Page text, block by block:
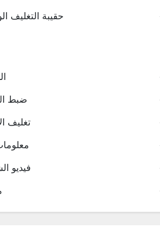
• حقيبة التغليف
•
• ضبط
• تغليف
•
• فيديو